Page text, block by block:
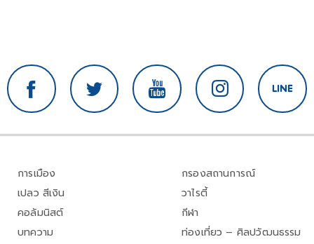
การเมือง
เปลว สีเงิน
คอลัมนิสต์
บทความ
กรองสถานการณ์
วาไรตี้
กีฬา
ท่องเที่ยว – ศิลปวัฒนธรรม